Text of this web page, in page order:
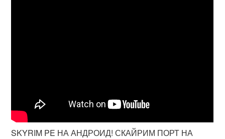
SKYRIM PE НА АНДРОИД! СКАЙРИМ ПОРТ НА